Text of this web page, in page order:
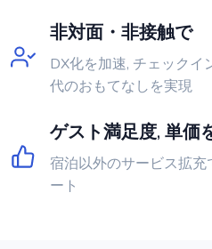
非対面・非接触で
DX化を加速, チェックイ
代のおもてなしを実現
ゲスト満足度, 単価
宿泊以外のサービス拡
ート